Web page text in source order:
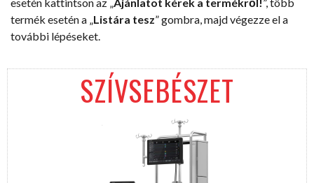
termék esetén a „Listára tesz” gombra, majd végezze el a
további lépéseket.
SZÍVSEBÉSZET